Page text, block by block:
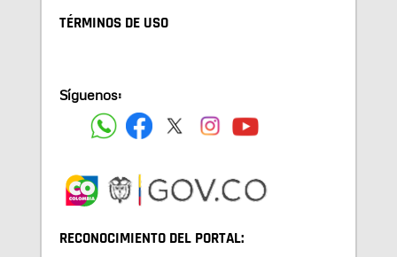
TÉRMINOS DE USO
Síguenos:
RECONOCIMIENTO DEL PORTAL: